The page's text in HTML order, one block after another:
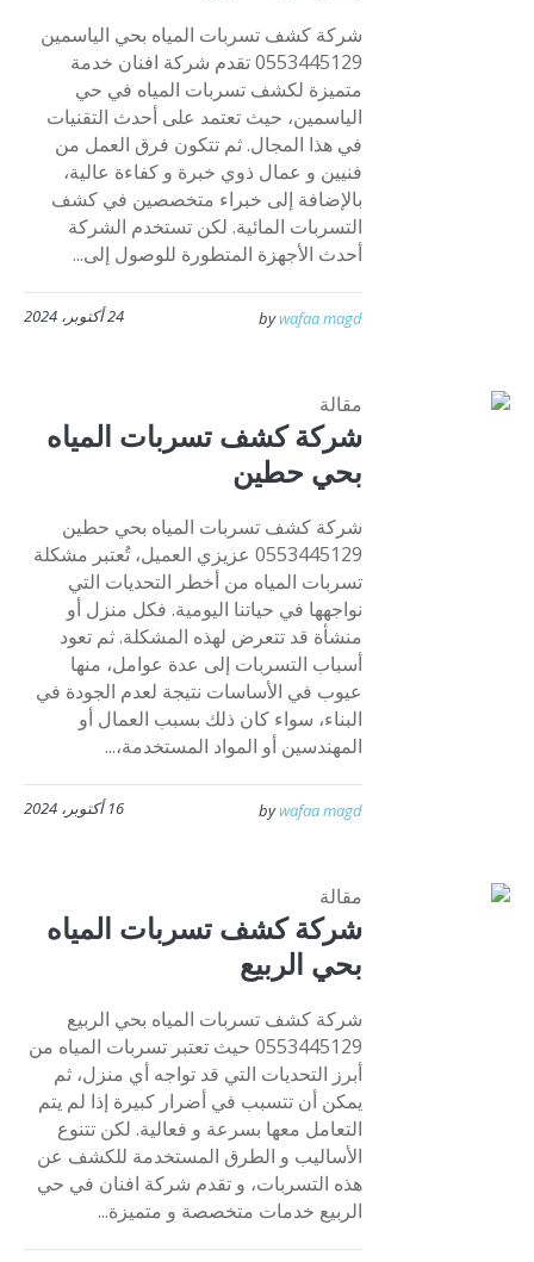
شركة كشف تسربات المياه بحي الياسمين
0553445129 تقدم شركة افنان خدمة
متميزة لكشف تسربات المياه في حي
الياسمين، حيث تعتمد على أحدث التقنيات
في هذا المجال. ثم تتكون فرق العمل من
فنيين و عمال ذوي خبرة و كفاءة عالية،
بالإضافة إلى خبراء متخصصين في كشف
التسربات المائية. لكن تستخدم الشركة
أحدث الأجهزة المتطورة للوصول إلى...
24 أكتوبر، 2024 bywafaa magd
مقالة
شركة كشف تسربات المياه
بحي حطين
شركة كشف تسربات المياه بحي حطين
0553445129 عزيزي العميل، تُعتبر مشكلة
تسربات المياه من أخطر التحديات التي
نواجهها في حياتنا اليومية. فكل منزل أو
منشأة قد تتعرض لهذه المشكلة. ثم تعود
أسباب التسربات إلى عدة عوامل، منها
عيوب في الأساسات نتيجة لعدم الجودة في
البناء، سواء كان ذلك بسبب العمال أو
المهندسين أو المواد المستخدمة،...
16 أكتوبر، 2024 bywafaa magd
مقالة
شركة كشف تسربات المياه
بحي الربيع
شركة كشف تسربات المياه بحي الربيع
0553445129 حيث تعتبر تسربات المياه من
أبرز التحديات التي قد تواجه أي منزل، ثم
يمكن أن تتسبب في أضرار كبيرة إذا لم يتم
التعامل معها بسرعة و فعالية. لكن تتنوع
الأساليب و الطرق المستخدمة للكشف عن
هذه التسربات، و تقدم شركة افنان في حي
الربيع خدمات متخصصة و متميزة...